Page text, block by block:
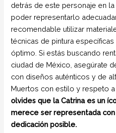
detrás de este personaje en la
poder representarlo
recomendable utilizar
técnicas de pintura
óptimo. Si estás buscando
ciudad de México, asegúrate
con diseños auténticos y de
Muertos con estilo y respeto
olvides que la Catrina es un
merece ser representada
dedicación posible.